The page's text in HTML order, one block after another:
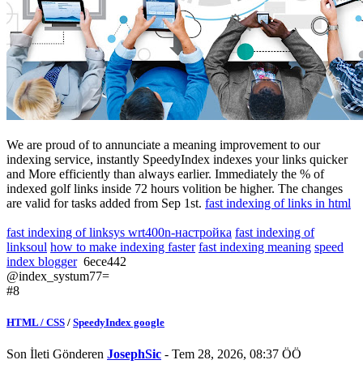
We are proud of to annunciate a meaning improvement to our
indexing service, instantly SpeedyIndex indexes your links quicker
and More efficiently than always earlier. Immediately the % of
indexed golf links inside 72 hours volition be higher. The changes
are valid for tasks added from Sep 1st. fast indexing of links in html
fast indexing of linksys wrt400n-настройка fast indexing of
linksoul how to make indexing faster fast indexing meaning speed
index blogger6ece442
@index_systum77=
#8
HTML / CSS / SpeedyIndex google
Son İleti Gönderen JosephSic - Tem 28, 2026, 08:37 ÖÖ